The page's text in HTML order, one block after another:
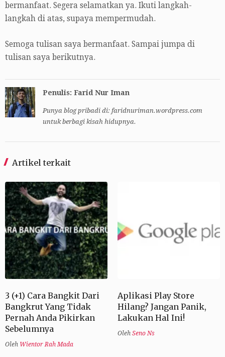
bermanfaat. Segera selamatkan ya. Ikuti langkah-
langkah di atas, supaya mempermudah.
Semoga tulisan saya bermanfaat. Sampai jumpa di
tulisan saya berikutnya.
Penulis: Farid Nur Iman
Punya blog pribadi di: faridnuriman.wordpress.com
untuk berbagi kisah hidupnya.
Artikel terkait
3 (+1) Cara Bangkit Dari
Bangkrut Yang Tidak
Pernah Anda Pikirkan
Sebelumnya
Oleh Wientor Rah Mada
Aplikasi Play Store
Hilang? Jangan Panik,
Lakukan Hal Ini!
Oleh Seno Ns